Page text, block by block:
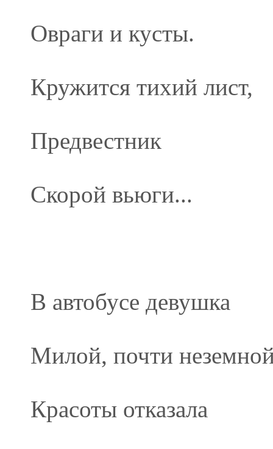
Овраги и кусты.
Кружится тихий лист,
Предвестник
Скорой вьюги...
В автобусе девушка
Милой, почти
Красоты отказала